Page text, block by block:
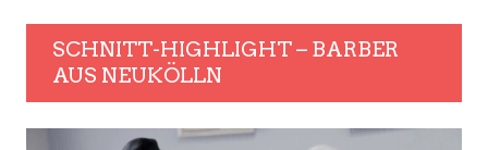
SCHNITT-HIGHLIGHT – BARBER
AUS NEUKÖLLN